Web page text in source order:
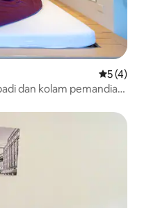
Nilai
5 (4)
dan kolam pemandian